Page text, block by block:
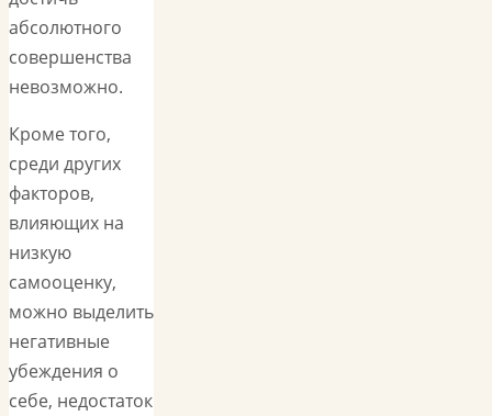
абсолютного
совершенства
невозможно.
Кроме того,
среди других
факторов,
влияющих на
низкую
самооценку,
можно выделить
негативные
убеждения о
себе, недостаток